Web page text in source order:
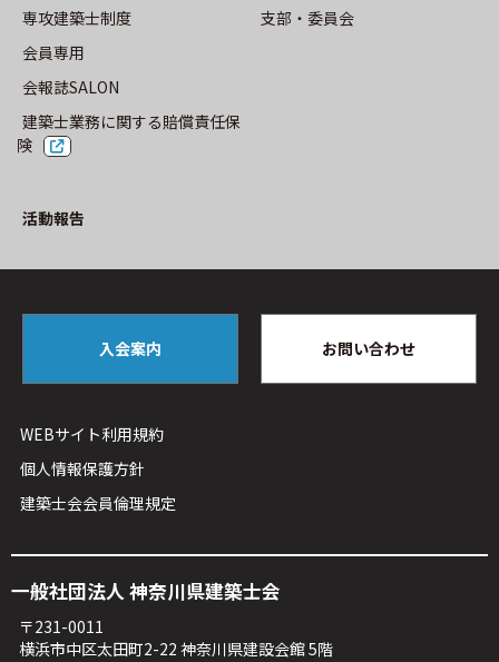
活動報告
トップ
専攻建築士制度
会員専用
会報誌SALON
建築士業務に関する賠償責任保
険
⽀部・委員会
活動報告
入会案内 お問い合わせ
WEBサイト利⽤規約
個人情報保護方針
建築⼠会会員倫理規定
⼀般社団法⼈ 神奈川県建築⼠会
〒231-0011
横浜市中区太⽥町2-22 神奈川県建設会館 5階